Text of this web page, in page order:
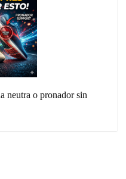
neutra o pronador sin